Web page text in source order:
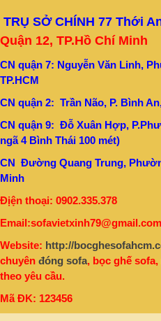
TRỤ SỞ CHÍNH 77 Thới
Quận 12, TP.Hồ Chí Minh
CN quận 7: Nguyễn Văn Linh,
TP.HCM
CN quận 2: Trần Não, P. Bình
CN quận 9: Đỗ Xuân Hợp,
ngã 4 Bình Thái 100 mét)
CN Đường Quang Trung,
Minh
Địện thoại: 0902.335.378
Email:sofavietxinh79@gmail.com
Website: http://
chuyên đóng sofa, bọc ghế sofa,
theo yêu cầu.
Mã ĐK: 123456